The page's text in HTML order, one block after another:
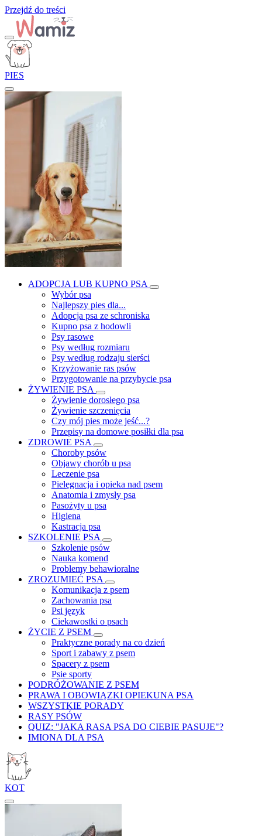
Przejdź do treści
PIES
ADOPCJA LUB KUPNO PSA
Wybór psa
Najlepszy pies dla...
Adopcja psa ze schroniska
Kupno psa z hodowli
Psy rasowe
Psy według rozmiaru
Psy według rodzaju sierści
Krzyżowanie ras psów
Przygotowanie na przybycie psa
ŻYWIENIE PSA
Żywienie dorosłego psa
Żywienie szczenięcia
Czy mój pies może jeść...?
Przepisy na domowe posiłki dla psa
ZDROWIE PSA
Choroby psów
Objawy chorób u psa
Leczenie psa
Pielęgnacja i opieka nad psem
Anatomia i zmysły psa
Pasożyty u psa
Higiena
Kastracja psa
SZKOLENIE PSA
Szkolenie psów
Nauka komend
Problemy behawioralne
ZROZUMIEĆ PSA
Komunikacja z psem
Zachowania psa
Psi język
Ciekawostki o psach
ŻYCIE Z PSEM
Praktyczne porady na co dzień
Sport i zabawy z psem
Spacery z psem
Psie sporty
PODRÓŻOWANIE Z PSEM
PRAWA I OBOWIĄZKI OPIEKUNA PSA
WSZYSTKIE PORADY
RASY PSÓW
QUIZ: "JAKA RASA PSA DO CIEBIE PASUJE"?
IMIONA DLA PSA
KOT